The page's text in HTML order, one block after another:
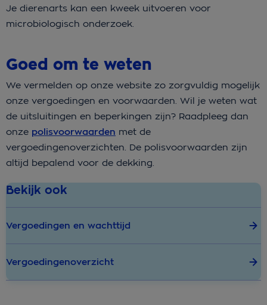
Je dierenarts kan een kweek uitvoeren voor
microbiologisch onderzoek.
Goed om te weten
We vermelden op onze website zo zorgvuldig mogelijk
onze vergoedingen en voorwaarden. Wil je weten wat
de uitsluitingen en beperkingen zijn? Raadpleeg dan
onze polisvoorwaarden met de
vergoedingenoverzichten. De polisvoorwaarden zijn
altijd bepalend voor de dekking.
Bekijk ook
Vergoedingen en wachttijd
Vergoedingenoverzicht